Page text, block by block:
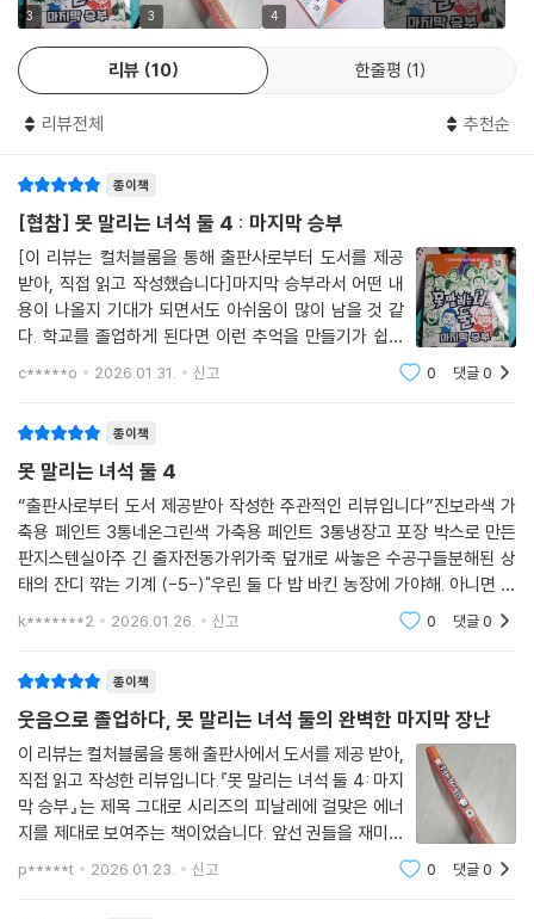
"빠른 속도와 웃음소리가 가득한 이 책은 다양한 독자들에게 어필할 것입
니다. 조리 존의 유머러스한 삽화는 시각적 스토리텔링으로 팬들을 끌어들
"풍부한 유머, 기발한 캐릭터, 환상적이고 과장된 장난기가 가득한 이 재미
있고 즐거운 책은 특히 윔피 키드를 좋아하는 팬들에게 어필할 것입니다.“
- 북리스트
"바넷과 존은 완벽한 코믹 하모니를 이루고 있으며, 엄청난 웃음과 재치 있
는 농담으로 이야기를 채웠습니다."
3 3 4
리뷰 10 한줄평 1
리뷰전체 추천순
종이책
[협참] 못 말리는 녀석 둘 4 : 마지막 승부
[이 리뷰는 컬처블룸을 통해 출판사로부터 도서를 제공
받아, 직접 읽고 작성했습니다]마지막 승부라서 어떤 내
용이 나올지 기대가 되면서도 아쉬움이 많이 남을 것 같
다. 학교를 졸업하게 된다면 이런 추억을 만들기가 쉽지
않다는 것을 알기 때문이다. 누구나 학창시절을 거치지만
c*****o 2026.01.31. 신고 0 댓글0
종이책
못 말리는 녀석 둘 4
“출판사로부터 도서 제공받아 작성한 주관적인 리뷰입니다” 진보라색 가
축용 페인트 3통네온그린색 가축용 페인트 3통냉장고 포장 박스로 만든
판지스텐실아주 긴 줄자전동가위가죽 덮개로 싸놓은 수공구들분해된 상
태의 잔디 깎는 기계 (-5-)"우린 둘 다 밥 바킨 농장에 가야해. 아니면 작
전 :첫 접촉은 실패야.이건 두 사람이 같이 해야 하는 일이야. 게다가 우리
k*******2 2026.01.26. 신고 0 댓글0
종이책
웃음으로 졸업하다, 못 말리는 녀석 둘의 완벽한 마지막 장난
이 리뷰는 컬처블룸을 통해 출판사에서 도서를 제공 받아,
직접 읽고 작성한 리뷰입니다.『못 말리는 녀석 둘 4: 마지
막 승부』는 제목 그대로 시리즈의 피날레에 걸맞은 에너
지를 제대로 보여주는 책이었습니다. 앞선 권들을 재미있
게 읽었다면, 이번 이야기는 “이래서 마지막 권이구나”라
는 말이 자연스럽게 나옵니다. 졸업을 앞둔 마일즈와 나일
p*****t 2026.01.23. 신고 0 댓글0